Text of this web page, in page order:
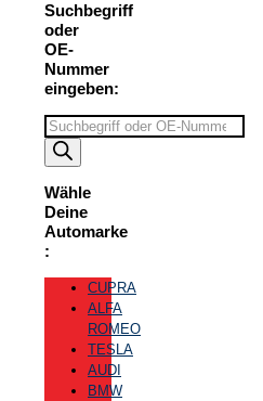
Suchbegriff
oder
OE-
Nummer
eingeben:
Suchbegriff
eingeben
Wähle
Deine
Automarke
:
CUPRA
ALFA
ROMEO
TESLA
AUDI
BMW